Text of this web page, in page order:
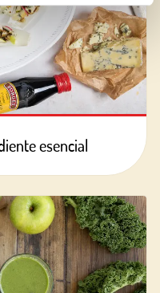
esencial